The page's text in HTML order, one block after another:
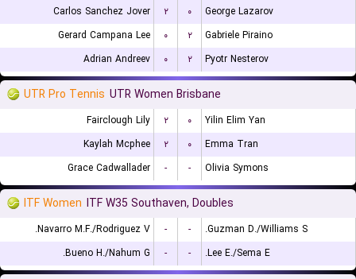
Carlos Sanchez Jover ۲ ۰
George Lazarov
Gerard Campana Lee
۰ ۲
Gabriele Piraino
Adrian Andreev
۰ ۲ Pyotr Nesterov
UTR Pro Tennis UTR Women Brisbane
Fairclough Lily ۲ ۰
Yilin Elim Yan
Kaylah Mcphee
۲ ۰
Emma Tran
Grace Cadwallader
- - Olivia Symons
ITF Women ITF W35 Southaven, Doubles
Navarro M.F./Rodriguez V. - -
Guzman D./Williams S.
Bueno H./Nahum G.
- - Lee E./Sema E.